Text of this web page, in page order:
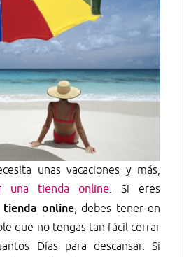
unas vacaciones y más,
una tienda online. Si eres
tienda online, debes tener en
que no tengas tan fácil cerrar
Días para descansar. Si